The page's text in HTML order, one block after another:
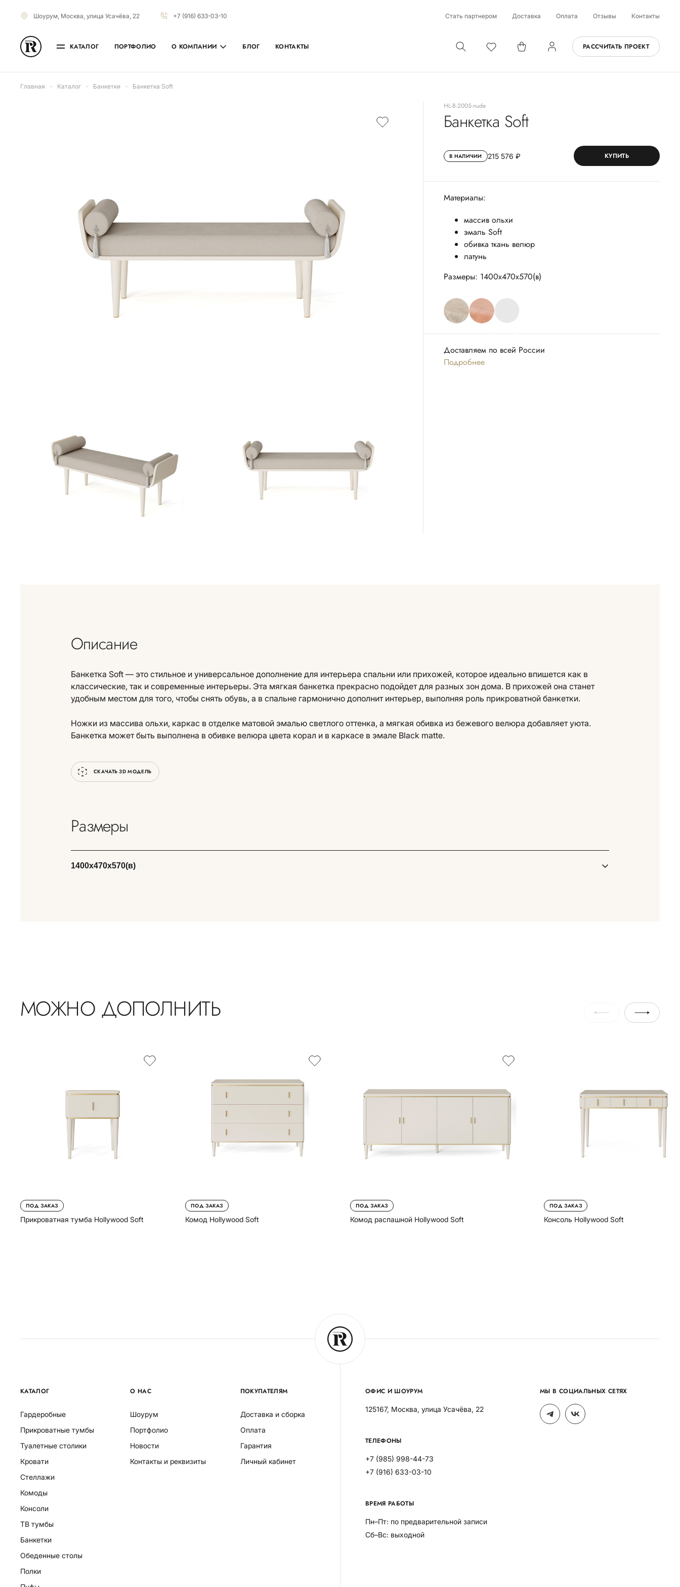
Шоурум, Москва, улица Усачёва, 22 +7 (916) 633-03-10 Стать партнером Доставка Оплата Отзывы Контакты
КАТАЛОГ ПОРТФОЛИО О КОМПАНИИ БЛОГ КОНТАКТЫ РАССЧИТАТЬ ПРОЕКТ
Главная Каталог Банкетки Банкетка Soft
HL-B-2005-nude
Банкетка Soft
В НАЛИЧИИ 215 576 ₽ КУПИТЬ
Материалы:
массив ольхи
эмаль Soft
обивка ткань велюр
латунь
Размеры: 1400х470х570(в)
Доставляем по всей России
Подробнее
Описание
Банкетка Soft — это стильное и универсальное дополнение для интерьера спальни или прихожей, которое идеально впишется как в
классические, так и современные интерьеры. Эта мягкая банкетка прекрасно подойдет для разных зон дома. В прихожей она станет
удобным местом для того, чтобы снять обувь, а в спальне гармонично дополнит интерьер, выполняя роль прикроватной банкетки.
Ножки из массива ольхи, каркас в отделке матовой эмалью светлого оттенка, а мягкая обивка из бежевого велюра добавляет уюта.
Банкетка может быть выполнена в обивке велюра цвета корал и в каркасе в эмале Black matte.
СКАЧАТЬ 3D МОДЕЛЬ
Размеры
1400х470х570(в)
МОЖНО ДОПОЛНИТЬ
ПОД ЗАКАЗ
Прикроватная тумба Hollywood Soft
ПОД ЗАКАЗ
Комод Hollywood Soft
ПОД ЗАКАЗ
Комод распашной Hollywood Soft
ПОД ЗАКАЗ
Консоль Hollywood Soft
КАТАЛОГ
Гардеробные
Прикроватные тумбы
Туалетные столики
Кровати
Стеллажи
Комоды
Консоли
ТВ тумбы
Банкетки
Обеденные столы
Полки
О НАС
Шоурум
Портфолио
Новости
Контакты и реквизиты
ПОКУПАТЕЛЯМ
Доставка и сборка
Оплата
Гарантия
Личный кабинет
ОФИС И ШОУРУМ
125167, Москва, улица Усачёва, 22
ТЕЛЕФОНЫ
+7 (985) 998-44-73
+7 (916) 633-03-10
ВРЕМЯ РАБОТЫ
Пн–Пт: по предварительной записи
Сб–Вс: выходной
МЫ В СОЦИАЛЬНЫХ СЕТЯХ